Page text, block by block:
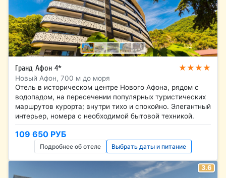
Гранд Афон 4* ★★★★
Новый Афон, 700 м до моря
Отель в историческом центре Нового Афона, рядом с
водопадом, на пересечении популярных туристических
маршрутов курорта; внутри тихо и спокойно. Элегантный
интерьер, номера с необходимой бытовой техникой.
109 650 РУБ
Подробнее об отеле Выбрать даты и питание
3.6